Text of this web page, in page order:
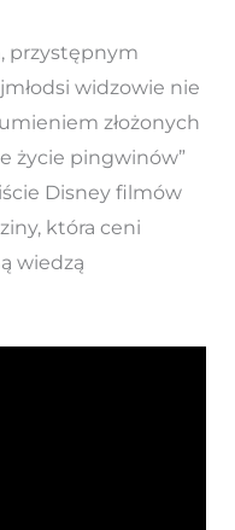
przystępnym
widzowie nie
złożonych
życie pingwinów”
Disney filmów
która ceni
wiedzą